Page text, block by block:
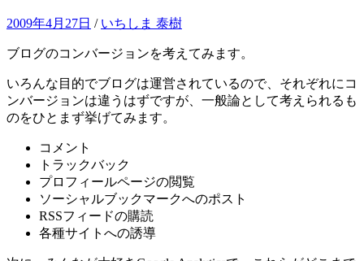
キ
ッ
プ
2009年4月27日 / いちしま 泰樹
ブログのコンバージョンを考えてみます。
いろんな目的でブログは運営されているので、それぞれにコ
ンバージョンは違うはずですが、一般論として考えられるも
のをひとまず挙げてみます。
コメント
トラックバック
プロフィールページの閲覧
ソーシャルブックマークへのポスト
RSSフィードの購読
各種サイトへの誘導